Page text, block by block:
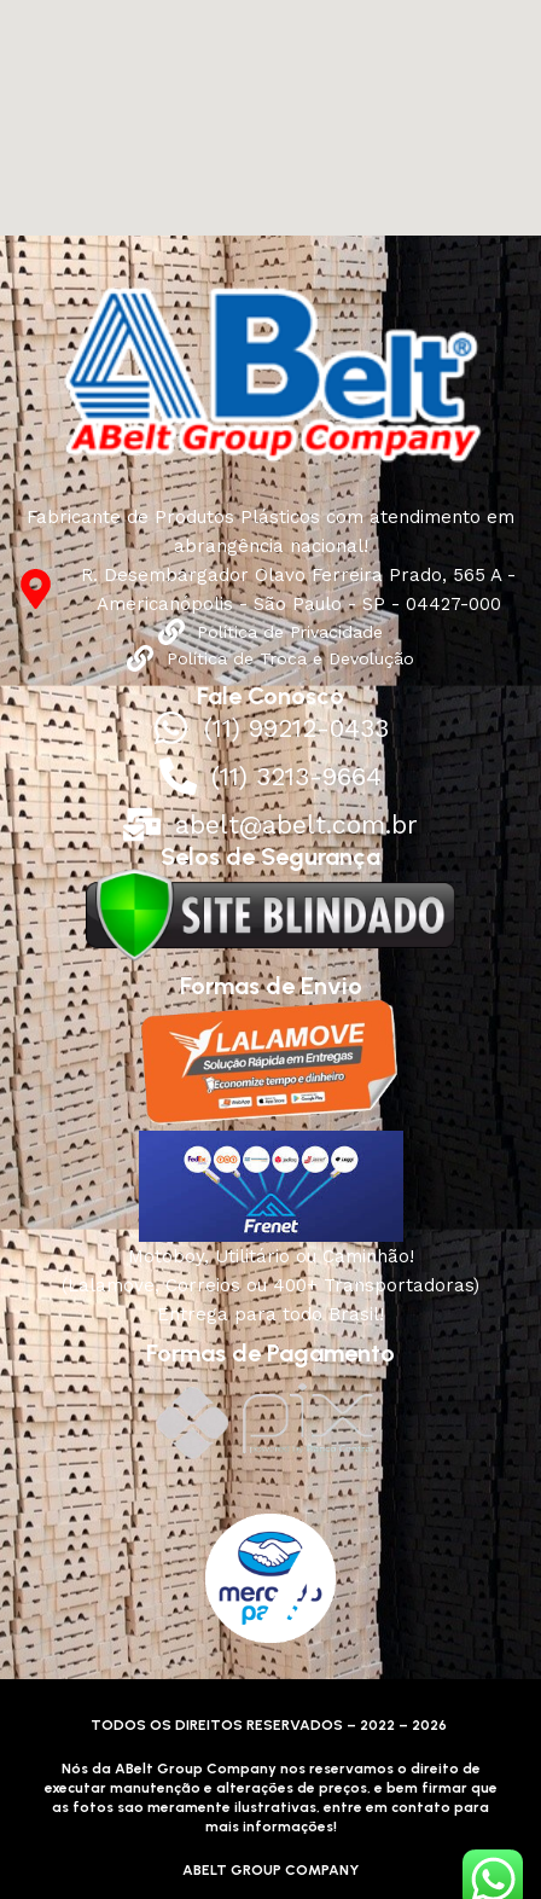
Fabricante de Produtos Plásticos com atendimento em
abrangência nacional!
R. Desembargador Olavo Ferreira Prado, 565 A -
Americanópolis - São Paulo - SP - 04427-000
Política de Privacidade
Política de Troca e Devolução
Fale Conosco
(11) 99212-0433
(11) 3213-9664
abelt@abelt.com.br
Selos de Segurança
Formas de Envio
Motoboy, Utilitário ou Caminhão!
(Lalamove, Correios ou 400+ Transportadoras)
Entrega para todo Brasil!
Formas de Pagamento
TODOS OS DIREITOS RESERVADOS – 2022 – 2026
Nós da ABelt Group Company nos reservamos o direito de
executar manutenção e alterações de preços, e bem firmar que
as fotos sao meramente ilustrativas, entre em contato para
mais informações!
ABELT GROUP COMPANY